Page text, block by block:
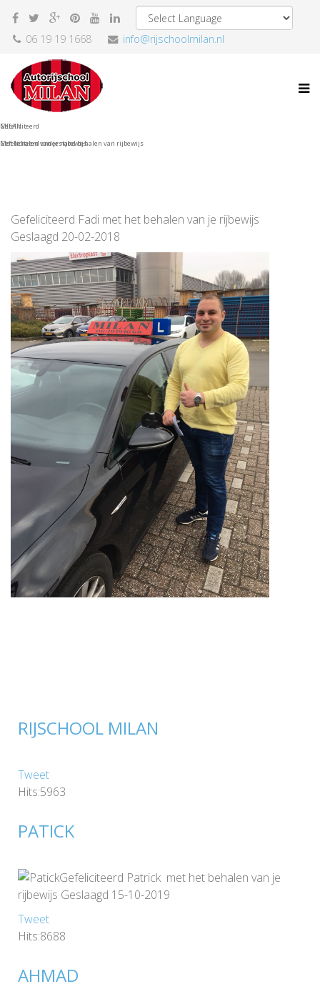
06 19 19 1668 info@rijschoolmilan.nl
Gefeliciteerd
Met behalen van je rijbewijs
MILAN
Gefeliciteerd onderstand behalen van rijbewijs
Gefeliciteerd Fadi met het behalen van je rijbewijs
Geslaagd 20-02-2018
RIJSCHOOL MILAN
Tweet
Hits:5963
PATICK
Gefeliciteerd Patrick met het behalen van je
rijbewijs Geslaagd 15-10-2019
Tweet
Hits:8688
AHMAD